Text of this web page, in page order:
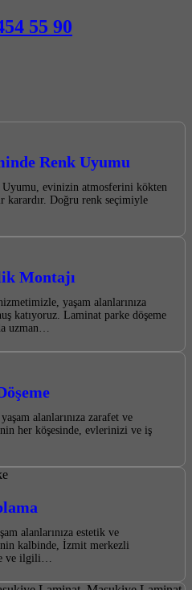
55 90
Renk Uyumu
Uyumu, evinizin atmosferini kökten
karardır. Doğru renk seçimiyle
Montajı
yaşam alanlarınıza
katıyoruz. Laminat parke döşeme
uzman…
alanlarınıza zarafet ve
her köşesinde, evlerinizi ve iş
alanlarınıza estetik ve
kalbinde, İzmit merkezli
ve ilgili…